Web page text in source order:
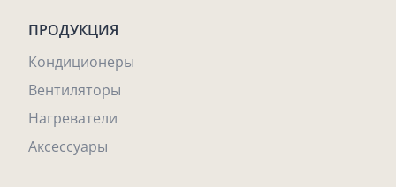
ПРОДУКЦИЯ
Кондиционеры
Вентиляторы
Нагреватели
Аксессуары